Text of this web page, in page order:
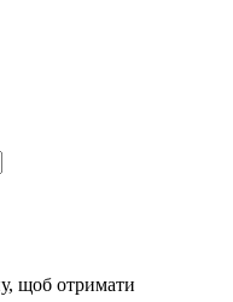
щоб отримати